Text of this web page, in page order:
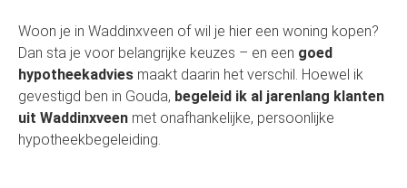
Woon je in Waddinxveen of wil je hier een woning kopen?
Dan sta je voor belangrijke keuzes – en een goed
hypotheekadvies maakt daarin het verschil. Hoewel ik
gevestigd ben in Gouda, begeleid ik al jarenlang klanten
uit Waddinxveen met onafhankelijke, persoonlijke
hypotheekbegeleiding.